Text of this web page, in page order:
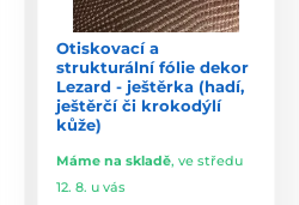
Otiskovací a
strukturální fólie dekor
Lezard - ještěrka (hadí,
ještěrčí či krokodýlí
kůže)
Máme na skladě, ve středu
12. 8. u vás